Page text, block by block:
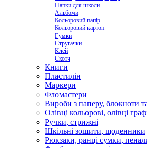
Папки для школи
Альбоми
Кольоровий папір
Кольоровий картон
Гумки
Стругачки
Клей
Скотч
Книги
Пластилін
Маркери
Фломастери
Вироби з паперу, блокноти
Олівці кольорові, олівці
Ручки, стрижні
Шкільні зошити, щоденники
Рюкзаки, ранці сумки,